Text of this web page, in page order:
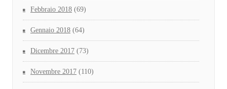
Febbraio 2018 (69)
Gennaio 2018 (64)
Dicembre 2017 (73)
Novembre 2017 (110)